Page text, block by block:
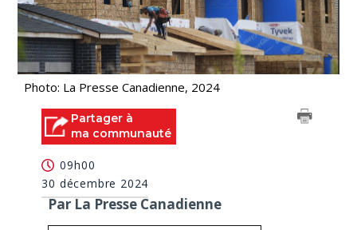
Photo: La Presse Canadienne, 2024
Partager à
ma communauté
09h00
30 décembre 2024
Par La Presse Canadienne